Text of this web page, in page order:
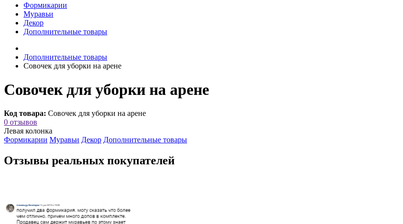
Формикарии
Муравьи
Декор
Дополнительные товары
Дополнительные товары
Совочек для уборки на арене
Совочек для уборки на арене
Код товара: Совочек для уборки на арене
0 отзывов
Левая колонка
Формикарии Муравьи Декор Дополнительные товары
Отзывы реальных покупателей